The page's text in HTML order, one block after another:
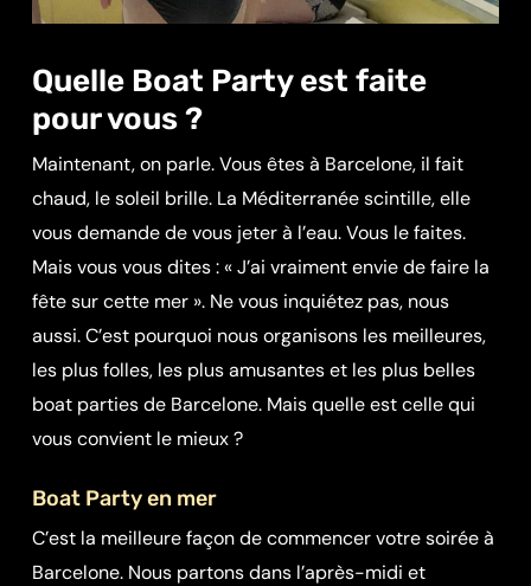
Quelle Boat Party est faite
pour vous ?
Maintenant, on parle. Vous êtes à Barcelone, il fait
chaud, le soleil brille. La Méditerranée scintille, elle
vous demande de vous jeter à l’eau. Vous le faites.
Mais vous vous dites : « J’ai vraiment envie de faire la
fête sur cette mer ». Ne vous inquiétez pas, nous
aussi. C’est pourquoi nous organisons les meilleures,
les plus folles, les plus amusantes et les plus belles
boat parties de Barcelone. Mais quelle est celle qui
vous convient le mieux ?
Boat Party en mer
C’est la meilleure façon de commencer votre soirée à
Barcelone. Nous partons dans l’après-midi et